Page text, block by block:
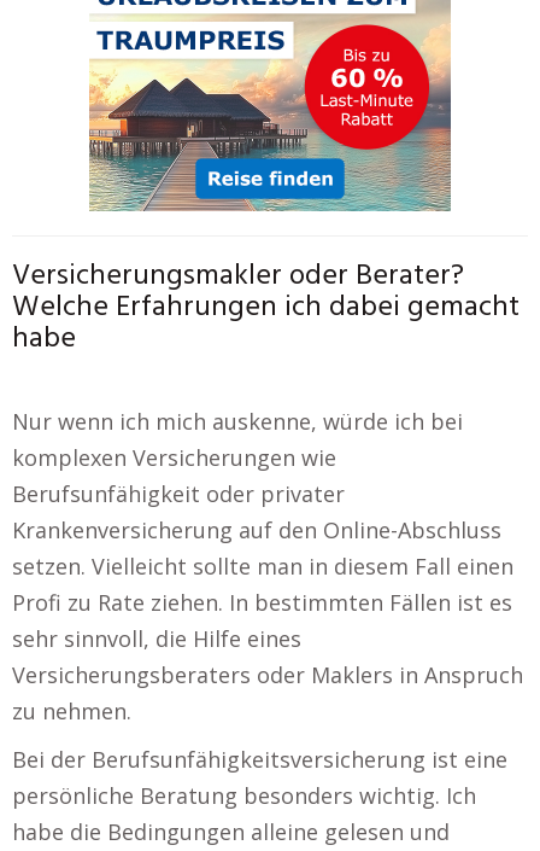
Versicherungsmakler oder Berater?
Welche Erfahrungen ich dabei gemacht
habe
Nur wenn ich mich auskenne, würde ich bei
komplexen Versicherungen wie
Berufsunfähigkeit oder privater
Krankenversicherung auf den Online-Abschluss
setzen. Vielleicht sollte man in diesem Fall einen
Profi zu Rate ziehen. In bestimmten Fällen ist es
sehr sinnvoll, die Hilfe eines
Versicherungsberaters oder Maklers in Anspruch
zu nehmen.
Bei der Berufsunfähigkeitsversicherung ist eine
persönliche Beratung besonders wichtig. Ich
habe die Bedingungen alleine gelesen und